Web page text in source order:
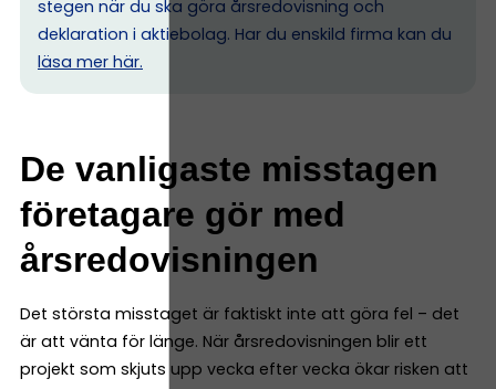
stegen när du ska göra årsredovisning och
deklaration i aktiebolag. Har du enskild firma kan du
läsa mer här.
De vanligaste misstagen
företagare gör med
årsredovisningen
Det största misstaget är faktiskt inte att göra fel – det
är att vänta för länge. När årsredovisningen blir ett
projekt som skjuts upp vecka efter vecka ökar risken att